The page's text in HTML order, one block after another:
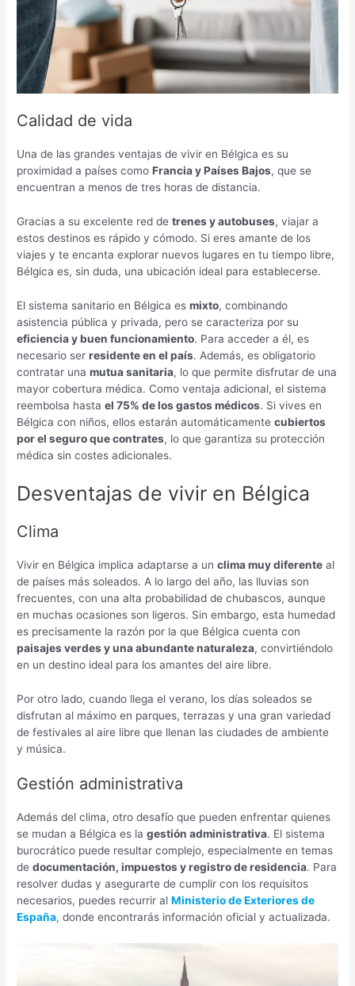
Calidad de vida
Una de las grandes ventajas de vivir en Bélgica es su
proximidad a países comoFrancia y Países Bajos, que se
encuentran a menos de tres horas de distancia.
Gracias a su excelente red detrenes y autobuses, viajar a
estos destinos es rápido y cómodo. Si eres amante de los
viajes y te encanta explorar nuevos lugares en tu tiempo libre,
Bélgica es, sin duda, una ubicación ideal para establecerse.
El sistema sanitario en Bélgica esmixto, combinando
asistencia pública y privada, pero se caracteriza por su
eficiencia y buen funcionamiento. Para acceder a él, es
necesario serresidente en el país. Además, es obligatorio
contratar unamutua sanitaria, lo que permite disfrutar de una
mayor cobertura médica. Como ventaja adicional, el sistema
reembolsa hastael 75% de los gastos médicos. Si vives en
Bélgica con niños, ellos estarán automáticamentecubiertos
por el seguro que contrates, lo que garantiza su protección
médica sin costes adicionales.
Desventajas de vivir en Bélgica
Clima
Vivir en Bélgica implica adaptarse a unclima muy diferente al
de países más soleados. A lo largo del año, las lluvias son
frecuentes, con una alta probabilidad de chubascos, aunque
en muchas ocasiones son ligeros. Sin embargo, esta humedad
es precisamente la razón por la que Bélgica cuenta con
paisajes verdes y una abundante naturaleza, convirtiéndolo
en un destino ideal para los amantes del aire libre.
Por otro lado, cuando llega el verano, los días soleados se
disfrutan al máximo en parques, terrazas y una gran variedad
de festivales al aire libre que llenan las ciudades de ambiente
y música.
Gestión administrativa
Además del clima, otro desafío que pueden enfrentar quienes
se mudan a Bélgica es lagestión administrativa. El sistema
burocrático puede resultar complejo, especialmente en temas
dedocumentación, impuestos y registro de residencia. Para
resolver dudas y asegurarte de cumplir con los requisitos
necesarios, puedes recurrir alMinisterio de Exteriores de
España, donde encontrarás información oficial y actualizada.